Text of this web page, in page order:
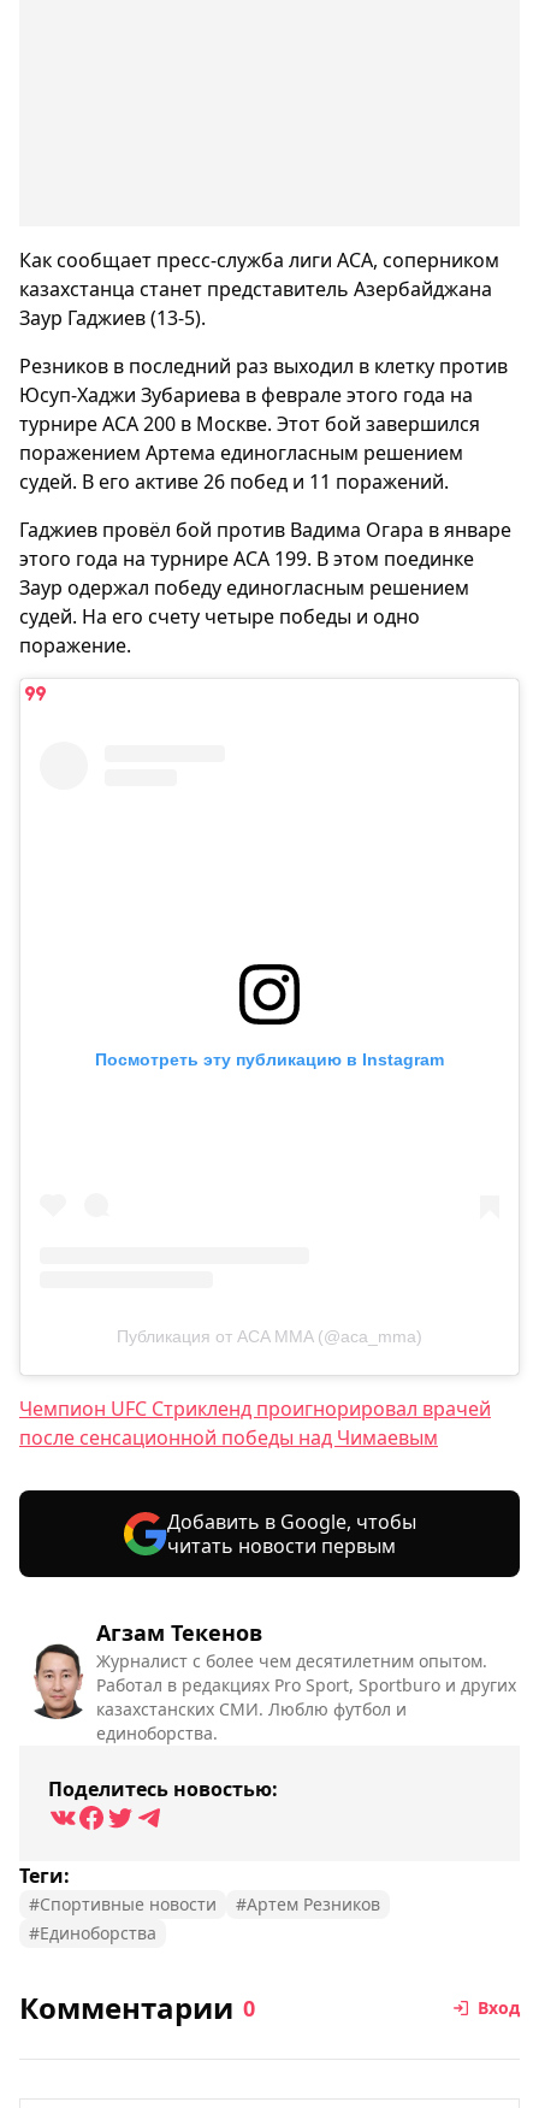
Агзам Текенов
Журналист с более чем десятилетним опытом.
Работал в редакциях Pro Sport, Sportburo и других
казахстанских СМИ. Люблю футбол и
единоборства.
Поделитесь новостью:
Теги:
#Спортивные новости
#Артем Резников
#Единоборства
Как сообщает пресс-служба лиги АСА, соперником
казахстанца станет представитель Азербайджана
Заур Гаджиев (13-5).
Резников в последний раз выходил в клетку против
Юсуп-Хаджи Зубариева в феврале этого года на
турнире ACA 200 в Москве. Этот бой завершился
поражением Артема единогласным решением
судей. В его активе 26 побед и 11 поражений.
Гаджиев провёл бой против Вадима Огара в январе
этого года на турнире ACA 199. В этом поединке
Заур одержал победу единогласным решением
судей. На его счету четыре победы и одно
поражение.
Посмотреть эту публикацию в Instagram
Публикация от ACA MMA (@aca_mma)
Чемпион UFC Стрикленд проигнорировал врачей
после сенсационной победы над Чимаевым
Добавить в Google, чтобы
читать новости первым
Комментарии 0 Вход